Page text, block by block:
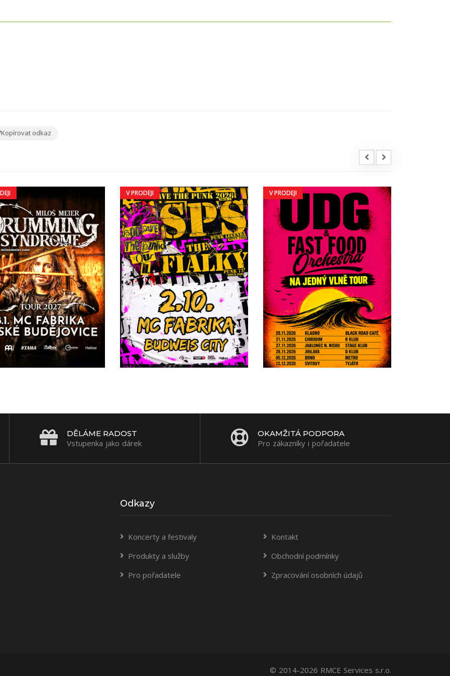
Kopírovat odkaz
V PRODEJI V PRODEJI
DĚLÁME RADOST
Vstupenka jako dárek
OKAMŽITÁ PODPORA
Pro zákazníky i pořadatele
Odkazy
Koncerty a festivaly
Produkty a služby
Pro pořadatele
Kontakt
Obchodní podmínky
Zpracování osobních údajů
© 2014-2026 RMCE Services s.r.o.